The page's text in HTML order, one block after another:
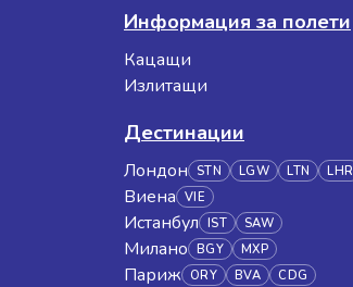
Информация за полети
Кацащи
Излитащи
Дестинации
Лондон STN LGW LTN LHR
Виена VIE
Истанбул IST SAW
Милано BGY MXP
Париж ORY BVA CDG